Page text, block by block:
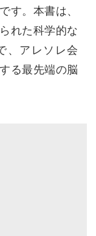
す。本書は、
れた科学的な
、アレソレ会
る最先端の脳